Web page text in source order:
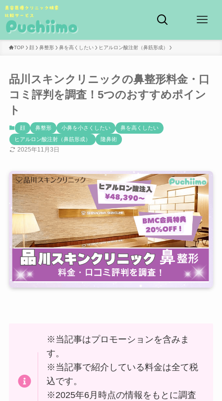
TOP 顔 鼻整形 鼻を高くしたい ヒアルロン酸注射（鼻筋形成）
品川スキンクリニックの鼻整形料金・口
コミ評判を調査！5つのおすすめポイン
ト
顔 鼻整形 小鼻を小さくしたい
鼻を高くしたい
ヒアルロン酸注射（鼻筋形成）
隆鼻術
2025年11月3日
※当記事はプロモーションを含みま
す。
※当記事で紹介している料金は全て税
込です。
※2025年6月時点の情報をもとに調査